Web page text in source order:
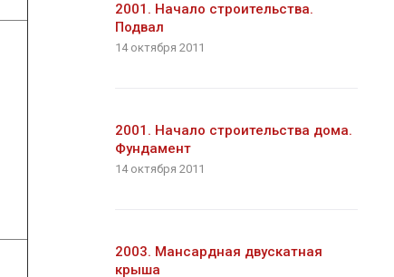
2001. Начало строительства.
Подвал
14 октября 2011
2001. Начало строительства дома.
Фундамент
14 октября 2011
2003. Мансардная двускатная
крыша